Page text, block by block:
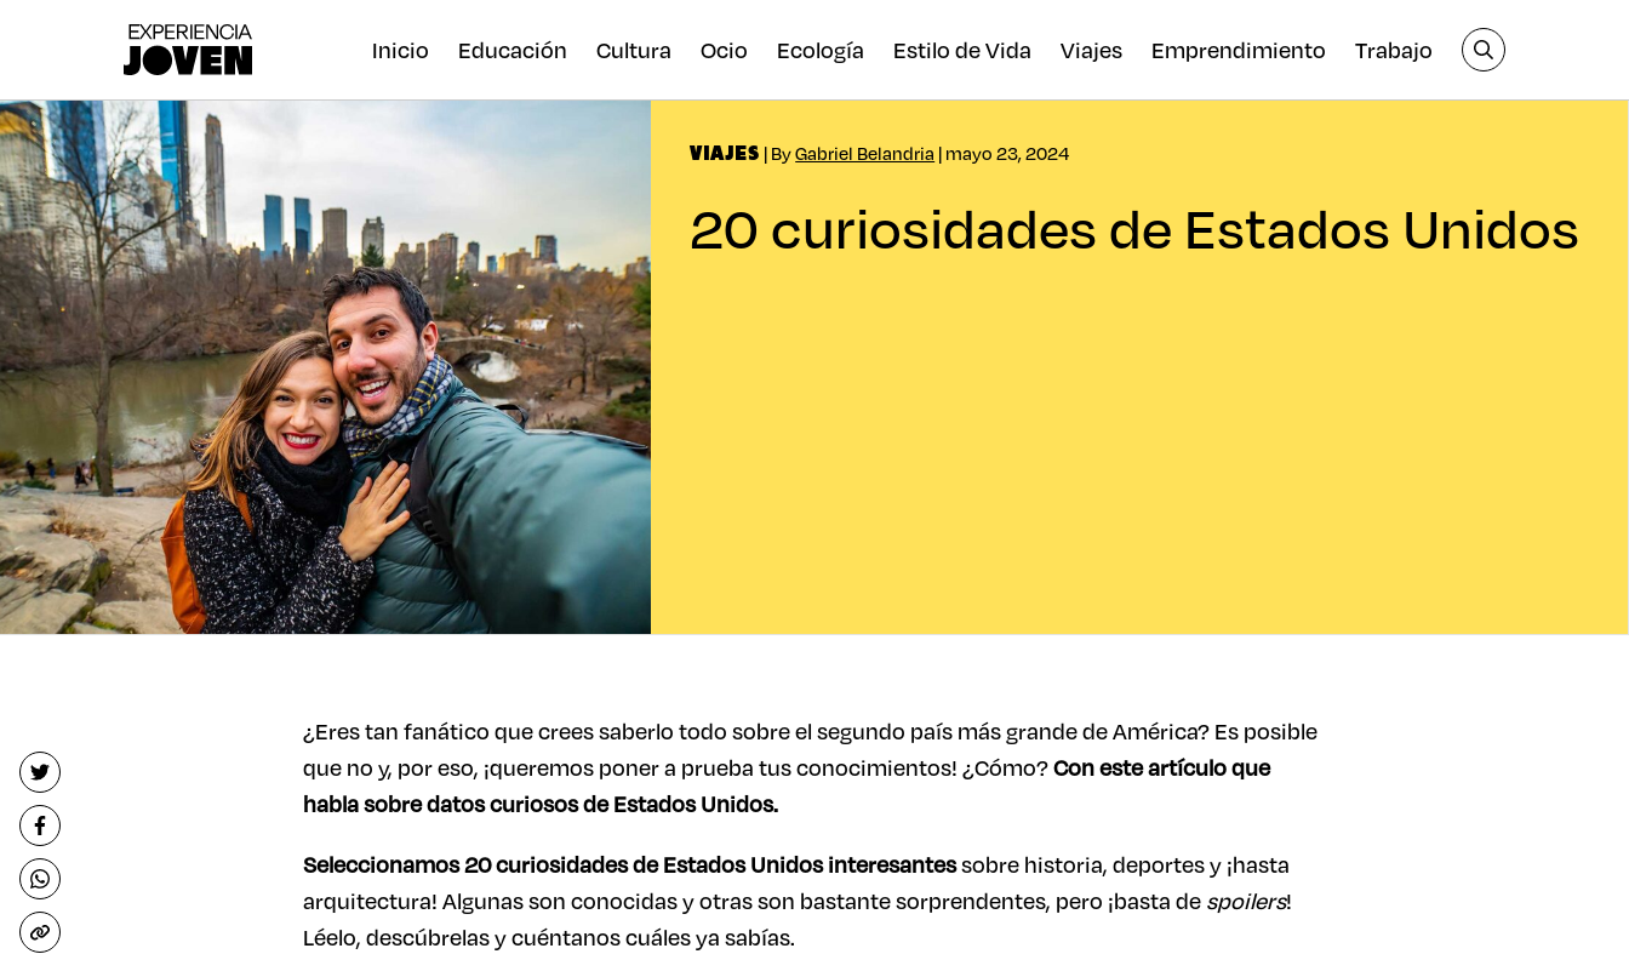
Inicio Educación Cultura Ocio Ecología Estilo de Vida Viajes Emprendimiento Trabajo
VIAJES | ByGabriel Belandria | mayo 23, 2024
20 curiosidades de Estados Unidos
¿Eres tan fanático que crees saberlo todo sobre el segundo país más grande de América? Es posible
que no y, por eso, ¡queremos poner a prueba tus conocimientos! ¿Cómo?Coneste artículo que
habla sobre datos curiosos de Estados Unidos.
Seleccionamos 20 curiosidades de Estados Unidos interesantessobre historia, deportes y ¡hasta
arquitectura! Algunas son conocidas y otras son bastante sorprendentes, pero ¡basta despoilers!
Léelo, descúbrelas y cuéntanos cuáles ya sabías.